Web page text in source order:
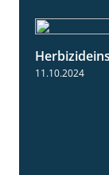
11.10.2024